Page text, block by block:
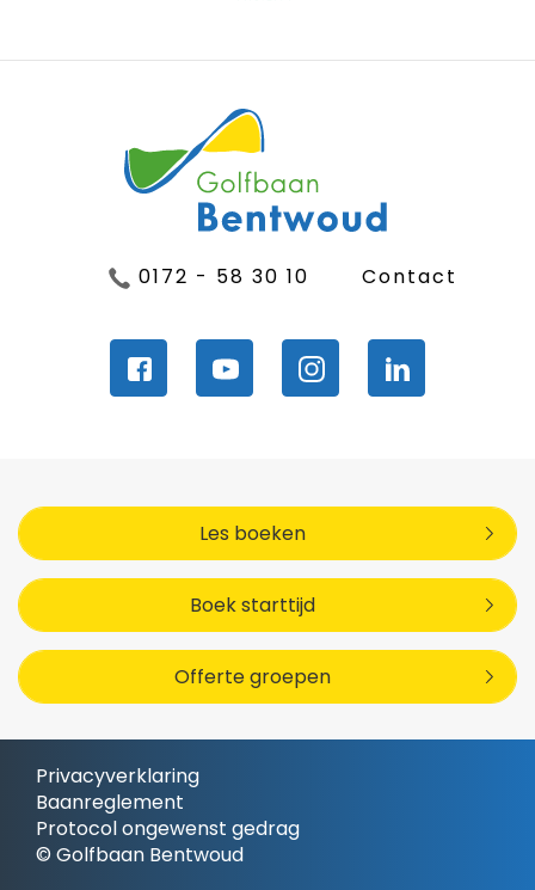
0172 - 58 30 10 Contact
Les boeken
Boek starttijd
Offerte groepen
Privacyverklaring
Baanreglement
Protocol ongewenst gedrag
© Golfbaan Bentwoud